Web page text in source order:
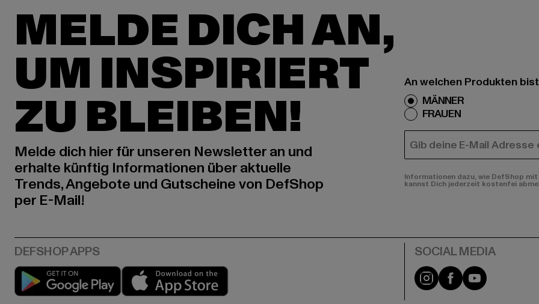
MELDE DICH AN,
UM INSPIRIERT
ZU BLEIBEN!
Melde dich hier für unseren Newsletter an und
erhalte künftig Informationen über aktuelle
Trends, Angebote und Gutscheine von DefShop
per E-Mail!
An welchen Produkten
MÄNNER
FRAUEN
E-MAIL
Informationen dazu, wie DefShop
kannst Dich jederzeit kostenfei
Play market Instagram
FacebookYouTube